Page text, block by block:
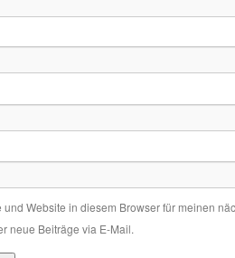
und Website in diesem Browser für meinen
neue Beiträge via E-Mail.